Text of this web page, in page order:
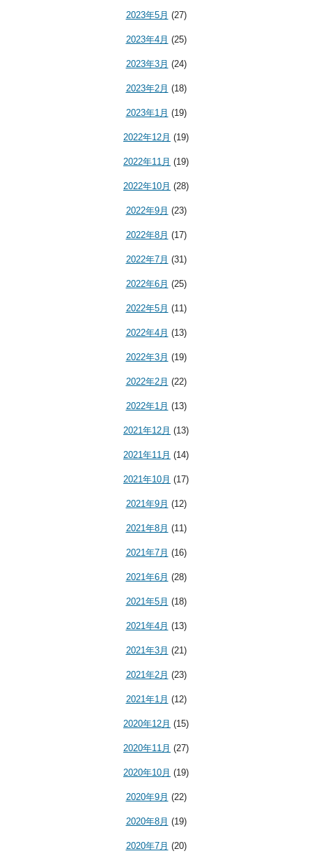
2023年5月 (27)
2023年4月 (25)
2023年3月 (24)
2023年2月 (18)
2023年1月 (19)
2022年12月 (19)
2022年11月 (19)
2022年10月 (28)
2022年9月 (23)
2022年8月 (17)
2022年7月 (31)
2022年6月 (25)
2022年5月 (11)
2022年4月 (13)
2022年3月 (19)
2022年2月 (22)
2022年1月 (13)
2021年12月 (13)
2021年11月 (14)
2021年10月 (17)
2021年9月 (12)
2021年8月 (11)
2021年7月 (16)
2021年6月 (28)
2021年5月 (18)
2021年4月 (13)
2021年3月 (21)
2021年2月 (23)
2021年1月 (12)
2020年12月 (15)
2020年11月 (27)
2020年10月 (19)
2020年9月 (22)
2020年8月 (19)
2020年7月 (20)